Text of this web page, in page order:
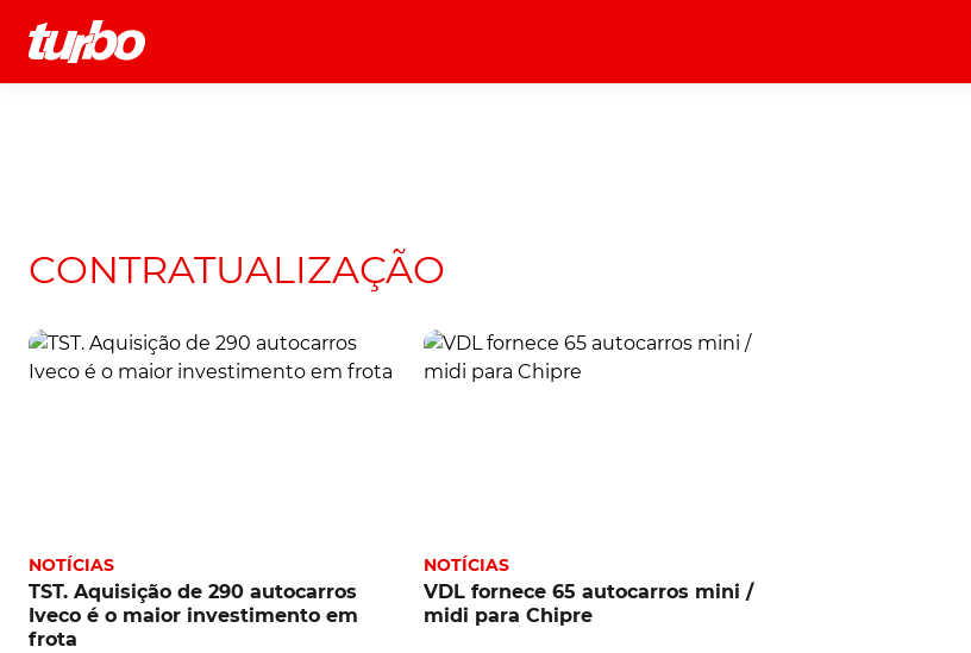
CONTRATUALIZAÇÃO
NOTÍCIAS
TST. Aquisição de 290 autocarros
Iveco é o maior investimento em
frota
NOTÍCIAS
VDL fornece 65 autocarros mini /
midi para Chipre